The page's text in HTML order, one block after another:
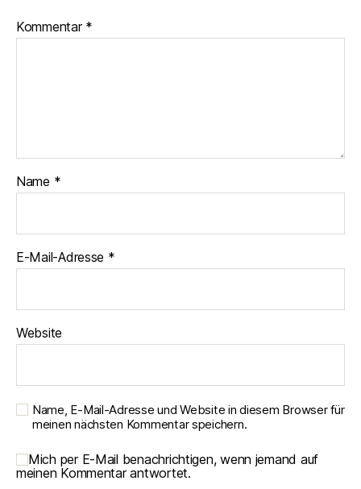
Kommentar *
Name *
E-Mail-Adresse *
Website
Name, E-Mail-Adresse und Website in diesem Browser für
meinen nächsten Kommentar speichern.
Mich per E-Mail benachrichtigen, wenn jemand auf
meinen Kommentar antwortet.